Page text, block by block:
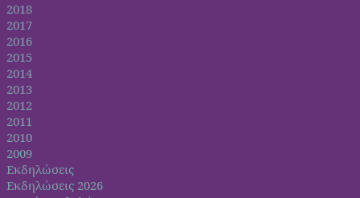
2018
2017
2016
2015
2014
2013
2012
2011
2010
2009
Εκδηλώσεις
Εκδηλώσεις 2026